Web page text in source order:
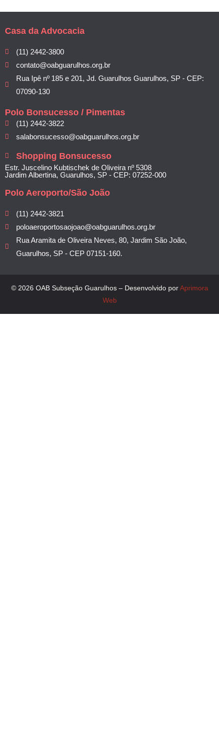
Casa da Advocacia
(11) 2442-3800
contato@oabguarulhos.org.br
Rua Ipê nº 185 e 201, Jd. Guarulhos Guarulhos, SP - CEP:
07090-130
Polo Bonsucesso / Pimentas
(11) 2442-3822
salabonsucesso@oabguarulhos.org.br
Shopping Bonsucesso
Estr. Juscelino Kubtischek de Oliveira nº 5308
Jardim Albertina, Guarulhos, SP - CEP: 07252-000
Polo Aeroporto/São João
(11) 2442-3821
poloaeroportosaojoao@oabguarulhos.org.br
Rua Aramita de Oliveira Neves, 80, Jardim São João,
Guarulhos, SP - CEP 07151-160.
© 2026 OAB Subseção Guarulhos – Desenvolvido porAprimora
Web